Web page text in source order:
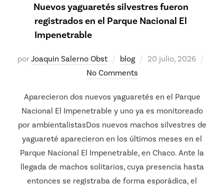
Nuevos yaguaretés silvestres fueron
registrados en el Parque Nacional El
Impenetrable
porJoaquin Salerno Obst blog
Posted
20 julio, 2026
No Comments
Aparecieron dos nuevos yaguaretés en el Parque
Nacional El Impenetrable y uno ya es monitoreado
por ambientalistasDos nuevos machos silvestres de
yaguareté aparecieron en los últimos meses en el
Parque Nacional El Impenetrable, en Chaco. Ante la
llegada de machos solitarios, cuya presencia hasta
entonces se registraba de forma esporádica, el